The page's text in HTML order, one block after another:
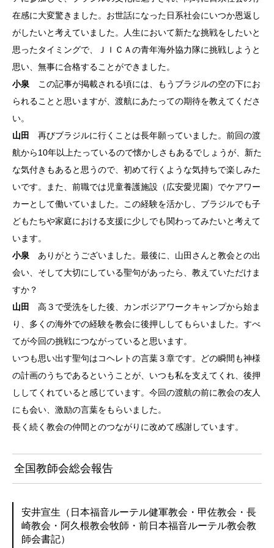
在感に大変驚きました。お世話になった日系社会にいつか恩返し
がしたいと考えていました。人生において新たな挑戦をしたいと
思ったタイミングで、ＪＩＣＡの青年海外協力隊に挑戦しようと
思い、無事に合格することができました。
小泉 この記事が掲載される頃には、もうブラジルの空の下にお
られることと思いますが、渡航にあたっての期待を教えてくださ
い。
山田
再びブラジルに行くことは長年願っていました。前回の渡
航から10年以上たっているので懐かしさもあるでしょうが、新た
な気付きもあると思うので、初めて行くような気持ちで楽しみた
いです。また、前職では児童養護施設（広安愛児園）でケアワー
カーとして働いていました。この経験を活かし、ブラジルでも子
どもたちや家庭における支援に少しでも関わってみたいと考えて
います。
小泉 ありがとうございました。最後に、山田さんと教会との出
会い、そして大切にしている聖句があったら、教えていただけま
すか？
山田
高３で受洗をした後、カンボジアワークキャンプから始ま
り、多くの海外での経験を教会に後押ししてもらいました。すべ
てが今回の挑戦につながっていると思います。
いつも思い出す聖句はコヘレトの言葉３章です。どの瞬間も神様
の計画のうちであるということが、いつも私を支えてくれ、後押
ししてくれていると感じています。今回の渡航の前に教会の友人
にも会い、激励の言葉をもらいました。
長く続く教会の仲間とのつながりに改めて感謝しています。
全国教師会総会報告
安井宣生（日本福音ルーテル健軍教会・甲佐教会・長
崎教会・阿久根教会牧師・前日本福音ルーテル教会教
師会書記）